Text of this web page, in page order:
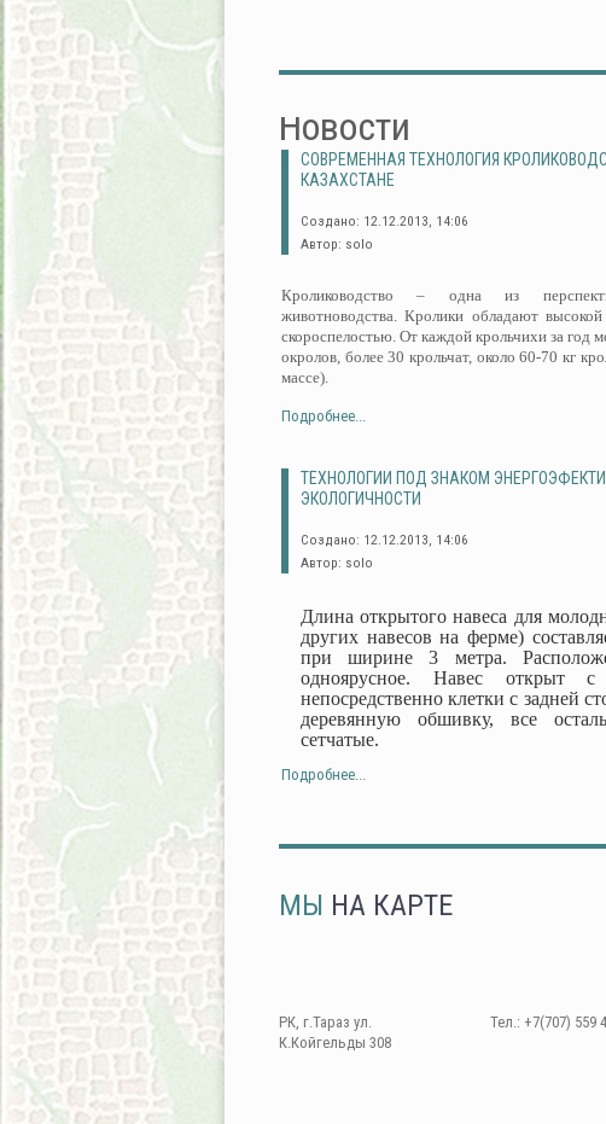
Новости
СОВРЕМЕННАЯ ТЕХНОЛОГИЯ
КАЗАХСТАНЕ
Создано: 12.12.2013, 14:06
Автор: solo
Кролиководство – одна из
животноводства. Кролики обладают
скороспелостью. От каждой крольчихи за год
окролов, более 30 крольчат, около 60-70 кг
массе).
Подробнее...
ТЕХНОЛОГИИ ПОД ЗНАКОМ
ЭКОЛОГИЧНОСТИ
Создано: 12.12.2013, 14:06
Автор: solo
Длина открытого навеса для
других навесов на ферме)
при ширине 3 метра.
одноярусное. Навес открыт
непосредственно клетки с задней
деревянную обшивку, все
сетчатые.
Подробнее...
МЫ НА КАРТЕ
РК, г.Тараз ул.
К.Койгельды 308
Тел.: +7(707) 559